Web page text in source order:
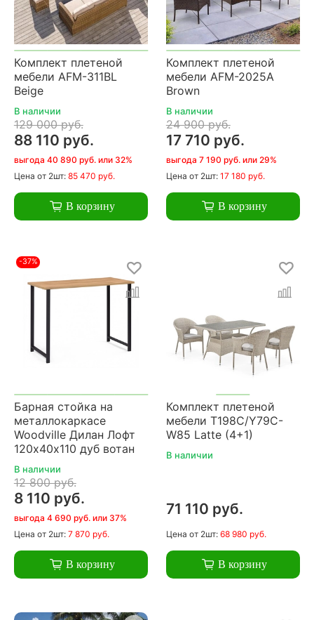
Комплект плетеной
мебели AFM-311BL
Beige
В наличии
129 000 руб.
88 110 руб.
выгода 40 890 руб. или 32%
Цена от 2шт: 85 470 руб.
В корзину
Комплект плетеной
мебели AFM-2025A
Brown
В наличии
24 900 руб.
17 710 руб.
выгода 7 190 руб. или 29%
Цена от 2шт: 17 180 руб.
В корзину
-37%
Барная стойка на
металлокаркасе
Woodville Дилан Лофт
120х40х110 дуб вотан
В наличии
12 800 руб.
8 110 руб.
выгода 4 690 руб. или 37%
Цена от 2шт: 7 870 руб.
В корзину
Комплект плетеной
мебели T198C/Y79C-
W85 Latte (4+1)
В наличии
71 110 руб.
Цена от 2шт: 68 980 руб.
В корзину